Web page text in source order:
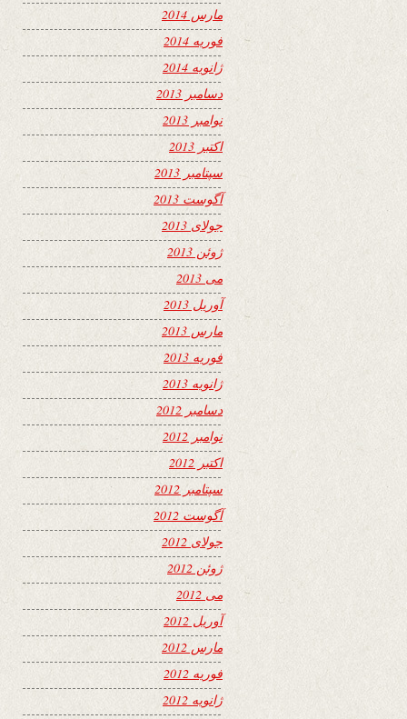
مارس 2014
فوریه 2014
ژانویه 2014
دسامبر 2013
نوامبر 2013
اکتبر 2013
سپتامبر 2013
آگوست 2013
جولای 2013
ژوئن 2013
می 2013
آوریل 2013
مارس 2013
فوریه 2013
ژانویه 2013
دسامبر 2012
نوامبر 2012
اکتبر 2012
سپتامبر 2012
آگوست 2012
جولای 2012
ژوئن 2012
می 2012
آوریل 2012
مارس 2012
فوریه 2012
ژانویه 2012